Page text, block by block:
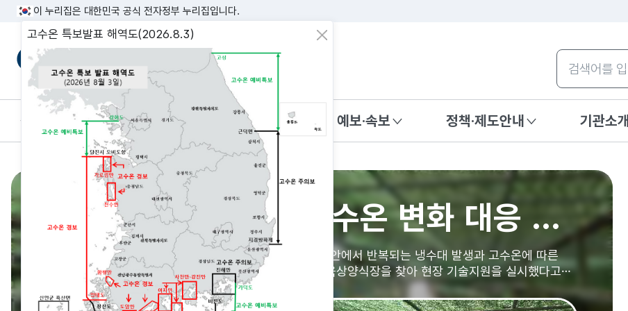
고수온 특보발표 해역도(2026.8.3)
팝
이 누리집은 대한민국 공식 전자정부 누리집입니다.
국립수산과학원
통합검색
정보공개 국민소통 알림마당 예보·속보 정책·제도안내 기관소개
수산과학원 과학&기술 7월호
나에게 꼭 맞는 수산 과학·기술 이야기
동해안 수온 상승으로 찬물 돌고래 출현 감소세 뚜렷
국립수산과학원(원장 권순욱, 이하 수과원)은 2015년부터 동해에서 수행한 고래류 목시조사 자료를 분석한
결과, 수온 상승으로 돌고래 출현 양상이 뚜렷하게 변화하고 있다고 밝혔습니다.
독성 해파리 전국 연안으로 확산
국립수산과학원(원장 권순욱, 이하 수과원)은 높은 수온과 강한 해류의 영향으로 독성해파리가 예년보다
빠르게 전국 연안으로 확산되고 있다며, 본격적인 여름 휴가철을 맞아 바다 이용객들의 각별한 주의를
당부했습니다.
여름철 동해안 급격한 수온 변화 대응 강화
국립수산과학원(원장 권순욱, 이하 수과원)은 여름철 동해안에서 반복되는 냉수대 발생과 고수온에 따른
양식어류 피해 예방을 위해 21일(화) 경북지역 강도다리 육상양식장을 찾아 현장 기술지원을 실시했다고
밝혔습니다.
천수만 양식 현장 찾아 고수온 피해 예방 총력 대응(저저화질)
국립수산과학원(원장 권순욱, 이하 수과원)은 20일(월)부터 21일(화)까지 충남 천수만 가두리 양식 현장을
찾아 유관기관 합동 현장간담회와 찾아가는 어류 이동병원 운영하는 현장 맞춤형 고수온 대응에 나섰다고
밝혔습니다.
올 상반기 우리 바다 표층수온 역대 최고 기록
국립수산과학원(이하 수과원)은 인공위성 및 수산과학조사선 관측자료를 종합 분석한 결과, 올해 상반기(1월
~6월) 우리 바다의 평균 표층수온이 관측 이래 가장 높은 수준을 기록했다고 밝혔습니다.